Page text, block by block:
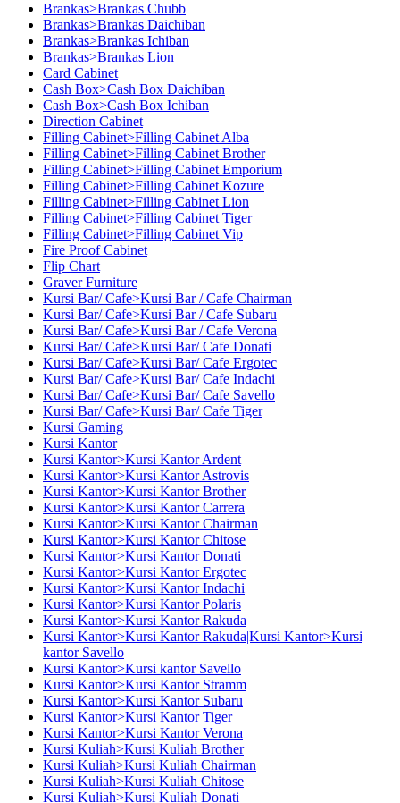
Brankas>Brankas Chubb
Brankas>Brankas Daichiban
Brankas>Brankas Ichiban
Brankas>Brankas Lion
Card Cabinet
Cash Box>Cash Box Daichiban
Cash Box>Cash Box Ichiban
Direction Cabinet
Filling Cabinet>Filling Cabinet Alba
Filling Cabinet>Filling Cabinet Brother
Filling Cabinet>Filling Cabinet Emporium
Filling Cabinet>Filling Cabinet Kozure
Filling Cabinet>Filling Cabinet Lion
Filling Cabinet>Filling Cabinet Tiger
Filling Cabinet>Filling Cabinet Vip
Fire Proof Cabinet
Flip Chart
Graver Furniture
Kursi Bar/ Cafe>Kursi Bar / Cafe Chairman
Kursi Bar/ Cafe>Kursi Bar / Cafe Subaru
Kursi Bar/ Cafe>Kursi Bar / Cafe Verona
Kursi Bar/ Cafe>Kursi Bar/ Cafe Donati
Kursi Bar/ Cafe>Kursi Bar/ Cafe Ergotec
Kursi Bar/ Cafe>Kursi Bar/ Cafe Indachi
Kursi Bar/ Cafe>Kursi Bar/ Cafe Savello
Kursi Bar/ Cafe>Kursi Bar/ Cafe Tiger
Kursi Gaming
Kursi Kantor
Kursi Kantor>Kursi Kantor Ardent
Kursi Kantor>Kursi Kantor Astrovis
Kursi Kantor>Kursi Kantor Brother
Kursi Kantor>Kursi Kantor Carrera
Kursi Kantor>Kursi Kantor Chairman
Kursi Kantor>Kursi Kantor Chitose
Kursi Kantor>Kursi Kantor Donati
Kursi Kantor>Kursi Kantor Ergotec
Kursi Kantor>Kursi Kantor Indachi
Kursi Kantor>Kursi Kantor Polaris
Kursi Kantor>Kursi Kantor Rakuda
Kursi Kantor>Kursi Kantor Rakuda|Kursi Kantor>Kursi
kantor Savello
Kursi Kantor>Kursi kantor Savello
Kursi Kantor>Kursi Kantor Stramm
Kursi Kantor>Kursi Kantor Subaru
Kursi Kantor>Kursi Kantor Tiger
Kursi Kantor>Kursi Kantor Verona
Kursi Kuliah>Kursi Kuliah Brother
Kursi Kuliah>Kursi Kuliah Chairman
Kursi Kuliah>Kursi Kuliah Chitose
Kursi Kuliah>Kursi Kuliah Donati